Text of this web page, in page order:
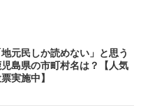
地元民しか読めない」と思う
児島県の市町村名は？【人気
実施中】